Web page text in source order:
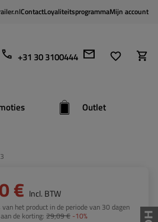
ContactLoyaliteitsprogrammaMijn account
+31 30 3100444
Outlet
€ Incl. BTW
het product in de periode van 30 dagen
de korting: 29,09 € -10%